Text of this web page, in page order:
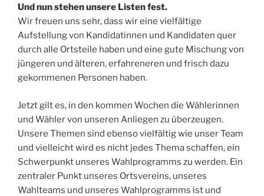
Und nun stehen unsere Listen fest.
Wir freuen uns sehr, dass wir eine vielfältige
Aufstellung von Kandidatinnen und Kandidaten quer
durch alle Ortsteile haben und eine gute Mischung von
jüngeren und älteren, erfahreneren und frisch dazu
gekommenen Personen haben.
Jetzt gilt es, in den kommen Wochen die Wählerinnen
und Wähler von unseren Anliegen zu überzeugen.
Unsere Themen sind ebenso vielfältig wie unser Team
und vielleicht wird es nicht jedes Thema schaffen, ein
Schwerpunkt unseres Wahlprogramms zu werden. Ein
zentraler Punkt unseres Ortsvereins, unseres
Wahlteams und unseres Wahlprogramms ist und